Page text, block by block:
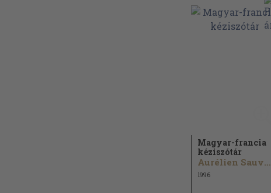
Magyar-francia
kéziszótár
Aurélien Sauvageot
1996